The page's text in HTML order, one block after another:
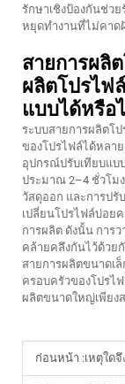
รักษาเชิงป้องกันช่ว
หยุดทำงานที่ไม่คา
สายการผลิ
ผลิตโปรไฟ
แบบได้หรือ
ระบบสายการผลิตโ
ของโปรไฟล์ได้หลา
อุปกรณ์ปรับเทียบแบ
ประมาณ 2–4 ชั่วโม
วัสดุออก และการปรั
เปลี่ยนโปรไฟล์บ่อย
การผลิต ดังนั้น การ
คล้ายคลึงกันไว้ด้วย
สายการผลิตขนาดเ
ครอบครัวของโปรไ
ผลิตขนาดใหญ่เพียง
ก่อนหน้า :เหตุใดจึ